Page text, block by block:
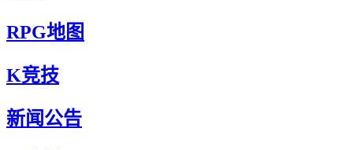
RPG地图
K竞技
新闻公告